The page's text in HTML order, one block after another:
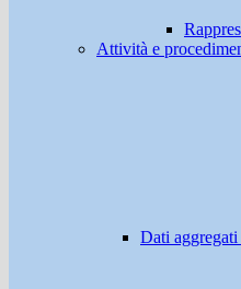
Attività e
Dati